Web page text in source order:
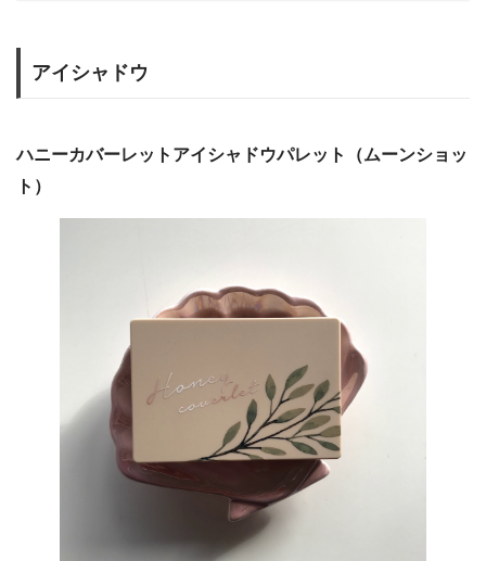
アイシャドウ
ハニーカバーレットアイシャドウパレット（ムーンショッ
ト）